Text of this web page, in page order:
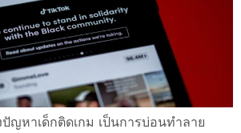
ญหาเด็กติดเกม เป็นการบ่อนทำลาย